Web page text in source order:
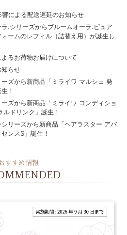
ーヴェラティ
美容機器
セロトニン
イズグレース
野の花グッズ
ンレッスンチケット
響による配送遅延のお知らせ
.シリーズからブルームオーラ.ピュア
ームのレフィル（詰替え用）が誕生し
るお荷物お届けについて
知らせ
ーズから新商品「ミライワ マルシェ 発
！
ーズから新商品「ミライワ コンディショ
ルドリンク」誕生！
リーズから新商品「ヘアラスター アバ
ンスS」誕生！
すすめ情報